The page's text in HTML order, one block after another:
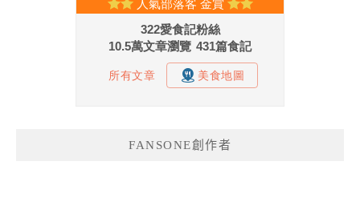
FANSONE創作者